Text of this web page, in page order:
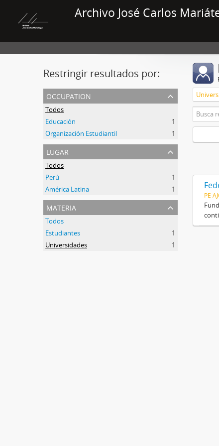
Archivo José Carlos
Restringir resultados por:
occupation
Todos
Educación
1
Organización Estudiantil
1
lugar
Todos
Perú
1
América Latina
1
materia
Todos
Estudiantes
1
Universidades
1
PE